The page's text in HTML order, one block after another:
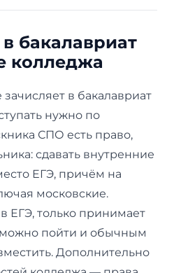
бакалавриат
колледжа
в бакалавриат
нужно по
СПО есть право,
сдавать внутренние
ЕГЭ, причём на
московские.
ЕГЭ, только принимает
можно пойти и обычным
Дополнительно